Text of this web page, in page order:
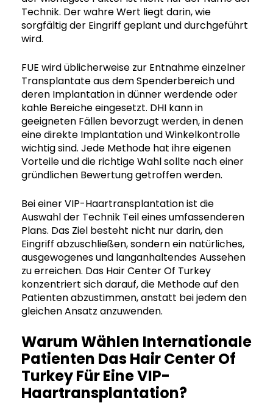
Technik. Der wahre Wert liegt darin, wie
sorgfältig der Eingriff geplant und durchgeführt
wird.
FUE wird üblicherweise zur Entnahme einzelner
Transplantate aus dem Spenderbereich und
deren Implantation in dünner werdende oder
kahle Bereiche eingesetzt. DHI kann in
geeigneten Fällen bevorzugt werden, in denen
eine direkte Implantation und Winkelkontrolle
wichtig sind. Jede Methode hat ihre eigenen
Vorteile und die richtige Wahl sollte nach einer
gründlichen Bewertung getroffen werden.
Bei einer VIP-Haartransplantation ist die
Auswahl der Technik Teil eines umfassenderen
Plans. Das Ziel besteht nicht nur darin, den
Eingriff abzuschließen, sondern ein natürliches,
ausgewogenes und langanhaltendes Aussehen
zu erreichen. Das Hair Center Of Turkey
konzentriert sich darauf, die Methode auf den
Patienten abzustimmen, anstatt bei jedem den
gleichen Ansatz anzuwenden.
Warum Wählen Internationale
Patienten Das Hair Center Of
Turkey Für Eine VIP-
Haartransplantation?